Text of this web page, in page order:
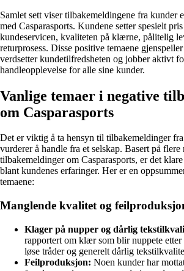
Samlet sett viser tilbakemeldingene fra kunder
med Casparasports. Kundene setter spesielt
kundeservicen, kvaliteten på klærne, pålitelig
returprosess. Disse positive temaene
verdsetter kundetilfredsheten og jobber aktivt
handleopplevelse for alle sine kunder.
Vanlige temaer i negative
om Casparasports
Det er viktig å ta hensyn til tilbakemeldinger
vurderer å handle fra et selskap. Basert på flere
tilbakemeldinger om Casparasports, er det
blant kundenes erfaringer. Her er en
temaene:
Manglende kvalitet og
Klager på nupper og dårlig
rapportert om klær som blir nuppete etter
løse tråder og generelt dårlig
Feilproduksjon: Noen kunder har